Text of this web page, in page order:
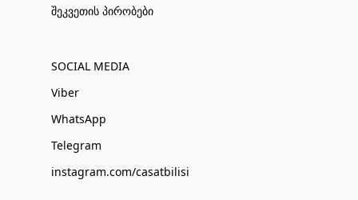
შეკვეთის პირობები
SOCIAL MEDIA
Viber
WhatsApp
Telegram
instagram.com/casatbilisi